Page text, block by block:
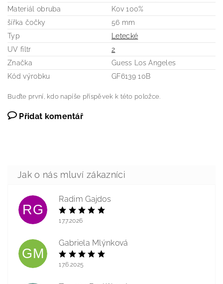
Materiál obruba
Kov 100%
šířka čočky
56 mm
Typ
Letecké
UV filtr
2
Značka
Guess Los Angeles
Kód výrobku
GF6139 10B
Buďte první, kdo napíše příspěvek k této položce.
Přidat komentář
RG
Radim Gajdos
17.7.2026
GM
Gabriela Mlýnková
17.6.2025